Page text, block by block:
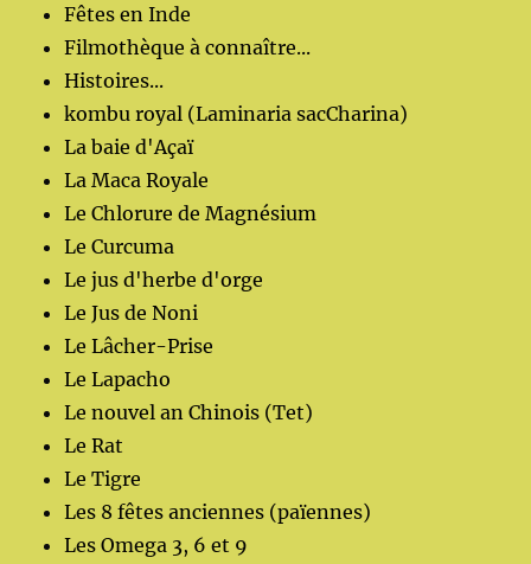
Fêtes en Inde
Filmothèque à connaître...
Histoires...
kombu royal (Laminaria sacCharina)
La baie d'Açaï
La Maca Royale
Le Chlorure de Magnésium
Le Curcuma
Le jus d'herbe d'orge
Le Jus de Noni
Le Lâcher-Prise
Le Lapacho
Le nouvel an Chinois (Tet)
Le Rat
Le Tigre
Les 8 fêtes anciennes (païennes)
Les Omega 3, 6 et 9